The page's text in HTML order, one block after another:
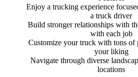
Enjoy a trucking experience
a truck driver
Build stronger relationships with
with each job
Customize your truck with tons of
your liking
Navigate through diverse
locations